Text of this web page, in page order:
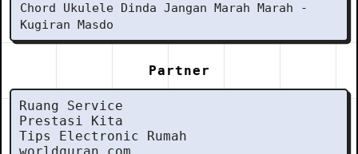
Chord Ukulele Dinda Jangan Marah Marah -
Kugiran Masdo
Partner
Ruang Service
Prestasi Kita
Tips Electronic Rumah